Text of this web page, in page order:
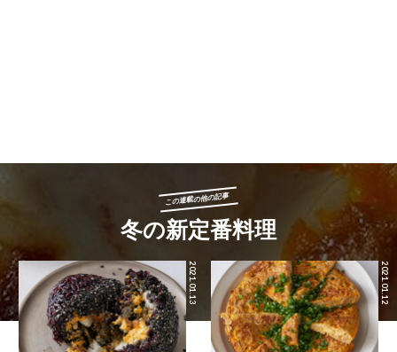
この連載の他の記事
冬の新定番料理
2021.01.13 2021.01.12